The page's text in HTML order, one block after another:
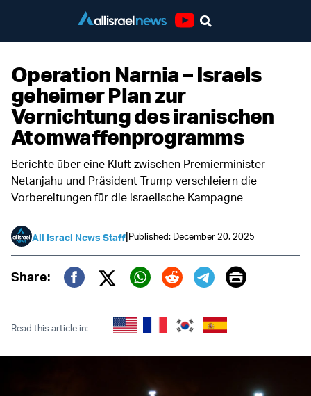
Operation Narnia – Israels
geheimer Plan zur
Vernichtung des iranischen
Atomwaffenprogramms
Berichte über eine Kluft zwischen Premierminister
Netanjahu und Präsident Trump verschleiern die
Vorbereitungen für die israelische Kampagne
All Israel News Staff|Published: December 20, 2025
Share:
Twitter (X)
Print
Read this article in: